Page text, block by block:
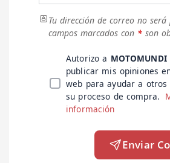
Tu dirección de correo no será
campos marcados con * son
Autorizo a MOTOMUNDI
publicar mis opiniones
web para ayudar a otros
su proceso de compra.
información
Enviar